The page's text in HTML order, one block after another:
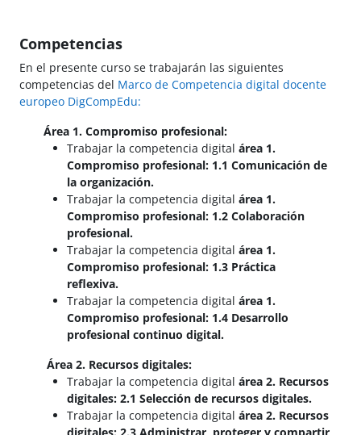
Competencias
En el presente curso se trabajarán las siguientes
competencias del Marco de Competencia digital docente
europeo DigCompEdu:
Área 1. Compromiso profesional:
Trabajar la competencia digital área 1.
Compromiso profesional: 1.1 Comunicación de
la organización.
Trabajar la competencia digital área 1.
Compromiso profesional: 1.2 Colaboración
profesional.
Trabajar la competencia digital área 1.
Compromiso profesional: 1.3 Práctica
reflexiva.
Trabajar la competencia digital área 1.
Compromiso profesional: 1.4 Desarrollo
profesional continuo digital.
Área 2. Recursos digitales:
Trabajar la competencia digital área 2. Recursos
digitales: 2.1 Selección de recursos digitales.
Trabajar la competencia digital área 2. Recursos